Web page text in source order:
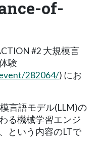
of-
#2 大規模言
験
282064/) にお
言語モデル(LLM)の
る機械学習エンジ
という内容のLTで